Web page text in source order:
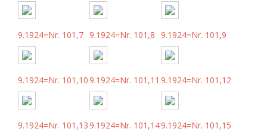
9.1924=Nr. 101,7 9.1924=Nr. 101,8 9.1924=Nr. 101,9
9.1924=Nr. 101,109.1924=Nr. 101,11 9.1924=Nr. 101,12
9.1924=Nr. 101,139.1924=Nr. 101,149.1924=Nr. 101,15